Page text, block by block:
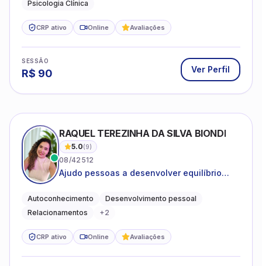
Psicologia Clínica
CRP ativo Online Avaliações
SESSÃO
R$ 90 Ver Perfil
RAQUEL TEREZINHA DA SILVA BIONDI
5.0(9)
08/42512
Ajudo pessoas a desenvolver equilíbrio
Autoconhecimento
Desenvolvimento pessoal
Relacionamentos
+2
CRP ativo Online Avaliações